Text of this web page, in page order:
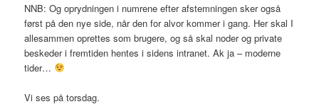
NNB: Og oprydningen i numrene efter afstemningen sker også
først på den nye side, når den for alvor kommer i gang. Her skal I
allesammen oprettes som brugere, og så skal noder og private
beskeder i fremtiden hentes i sidens intranet. Ak ja – moderne
tider…
Vi ses på torsdag.